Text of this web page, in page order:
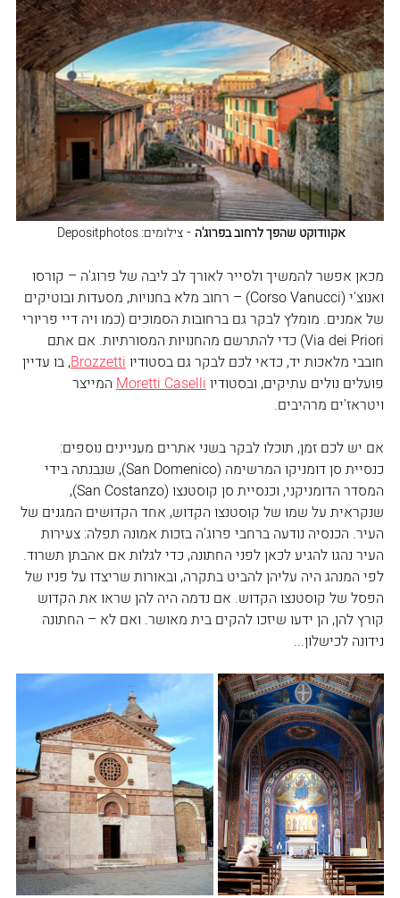
אקוודוקט‏ שהפך לרחוב בפרוג'ה - צילומים: Depositphotos
מכאן אפשר להמשיך ולסייר לאורך לב ליבה של פרוג'ה – קורסו
ואנוצ'י (Corso Vanucci) – רחוב מלא בחנויות, מסעדות ובוטיקים
של אמנים. מומלץ לבקר גם ברחובות הסמוכים (כמו ויה דיי פריורי
Via dei Priori) כדי להתרשם מהחנויות המסורתיות. אם אתם
חובבי מלאכות יד, כדאי לכם לבקר גם בסטודיו Brozzetti, בו עדיין
פועלים נולים עתיקים, ובסטודיו Moretti Caselli המייצר
ויטראז'ים מרהיבים.
אם יש לכם זמן, תוכלו לבקר בשני אתרים מעניינים נוספים:
כנסיית סן דומניקו המרשימה (San Domenico), שנבנתה בידי
המסדר הדומניקני, וכנסיית סן קוסטנצו (San Costanzo),
שנקראית על שמו של קוסטנצו הקדוש, אחד הקדושים המגנים של
העיר. הכנסיה נודעה ברחבי פרוג'ה בזכות אמונה תפלה: צעירות
העיר נהגו להגיע לכאן לפני החתונה, כדי לגלות אם אהבתן תשרוד.
לפי המנהג היה עליהן להביט בתקרה, ובאורות שריצדו על פניו של
הפסל של קוסטנצו הקדוש. אם נדמה היה להן שראו את הקדוש
קורץ להן, הן ידעו שיזכו להקים בית מאושר. ואם לא – החתונה
נידונה לכישלון...